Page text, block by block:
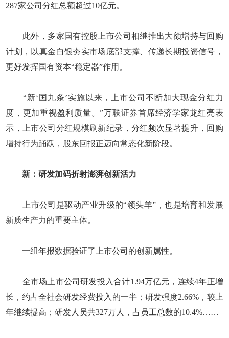
287家公司分红总额超过10亿元。
此外，多家国有控股上市公司相继推出大额增持与回购
计划，以真金白银夯实市场底部支撑、传递长期投资信号，
更好发挥国有资本“稳定器”作用。
“新‘国九条’实施以来，上市公司不断加大现金分红力
度，更加重视盈利质量。”万联证券首席经济学家龙红亮表
示，上市公司分红规模刷新纪录，分红频次显著提升，回购
增持行为踊跃，股东回报正迈向常态化新阶段。
新：研发加码折射澎湃创新活力
上市公司是驱动产业升级的“领头羊”，也是培育和发展
新质生产力的重要主体。
一组年报数据验证了上市公司的创新属性。
全市场上市公司研发投入合计1.94万亿元，连续4年正增
长，约占全社会研发经费投入的一半；研发强度2.66%，较上
年继续提高；研发人员共327万人，占员工总数的10.4%……